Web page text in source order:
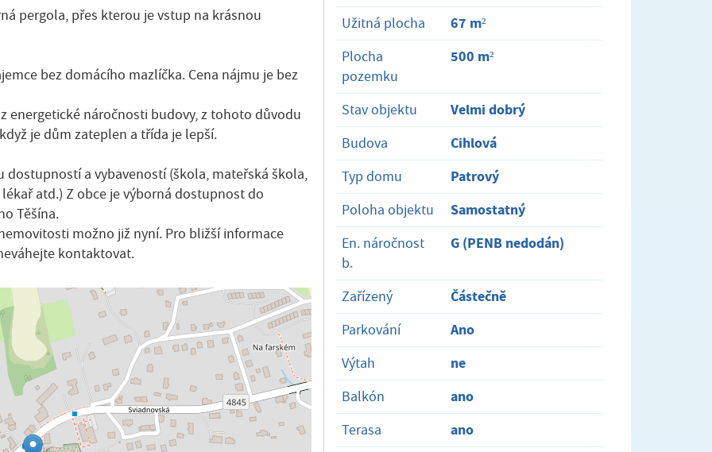
pergola, přes kterou je vstup na krásnou
bez domácího mazlíčka. Cena nájmu je bez
energetické náročnosti budovy, z tohoto důvodu
je dům zateplen a třída je lepší.
dostupností a vybaveností (škola, mateřská škola,
atd.) Z obce je výborná dostupnost do
Těšína.
možno již nyní. Pro bližší informace
kontaktovat.
Užitná plocha 67 m²
Plocha
pozemku
500 m²
Stav objektu Velmi dobrý
Budova Cihlová
Typ domu Patrový
Poloha objektu Samostatný
En. náročnost
b.
G (PENB nedodán)
Zařízený Částečně
Parkování Ano
Výtah ne
Balkón ano
Terasa ano